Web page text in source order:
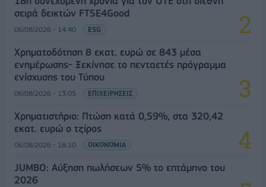
σειρά δεικτών FTSE4Good
06/08/2026 - 14:40 ESG
Χρηματοδότηση 8 εκατ. ευρώ σε 843 μέσα
ενημέρωσης- Ξεκίνησε το πενταετές πρόγραμμα
ενίσχυσης του Τύπου
06/08/2026 - 13:05 ΕΠΙΧΕΙΡΗΣΕΙΣ
Χρηματιστήριο: Πτώση κατά 0,59%, στα 320,42
εκατ. ευρώ ο τζίρος
06/08/2026 - 18:10 ΟΙΚΟΝΟΜΙΑ
JUMBO: Αύξηση πωλήσεων 5% το επτάμηνο του
2026